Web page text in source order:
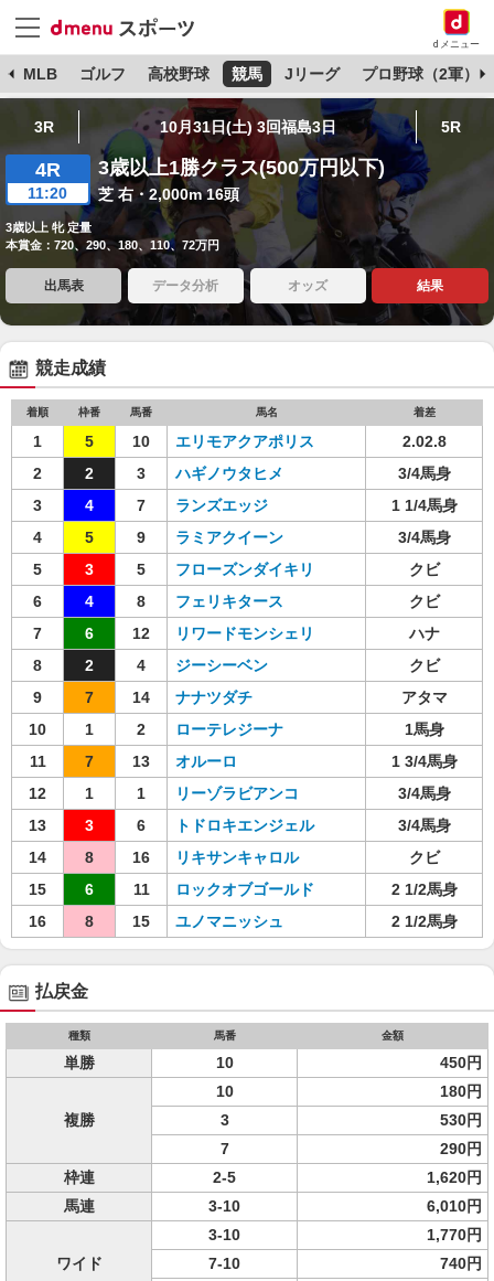
dメニュー
MLB ゴルフ 高校野球 競馬 Jリーグ プロ野球（2軍）
3R 10月31日(土) 3回福島3日 5R
4R
11:20
3歳以上1勝クラス(500万円以下)
芝 右・2,000m 16頭
3歳以上 牝 定量
本賞金：720、290、180、110、72万円
出馬表 データ分析 オッズ 結果
競走成績
着順 枠番 馬番 馬名 着差
1 5 10 エリモアクアポリス
2.02.8
2
2 3 ハギノウタヒメ
3/4馬身
3
4 7 ランズエッジ
1 1/4馬身
4
5 9 ラミアクイーン
3/4馬身
5
3 5 フローズンダイキリ
クビ
6
4 8 フェリキタース
クビ
7
6 12 リワードモンシェリ
ハナ
8
2 4 ジーシーベン
クビ
9
7 14 ナナツダチ
アタマ
10
1 2 ローテレジーナ
1馬身
11
7 13 オルーロ
1 3/4馬身
12
1 1 リーゾラビアンコ
3/4馬身
13
3 6 トドロキエンジェル
3/4馬身
14
8 16 リキサンキャロル
クビ
15
6 11 ロックオブゴールド
2 1/2馬身
16
8 15 ユノマニッシュ 2 1/2馬身
払戻金
種類 馬番 金額
単勝 10 450円
複勝
10
180円
3
530円
7
290円
枠連
2-5
1,620円
馬連
3-10 6,010円
ワイド
3-10
1,770円
7-10
740円